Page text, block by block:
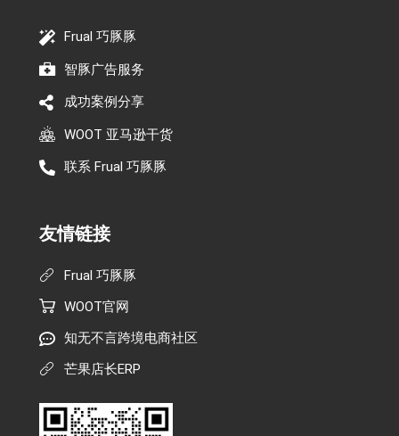
Frual 巧豚豚
智豚广告服务
成功案例分享
WOOT 亚马逊干货
联系 Frual 巧豚豚
友情链接
Frual 巧豚豚
WOOT官网
知无不言跨境电商社区
芒果店长ERP